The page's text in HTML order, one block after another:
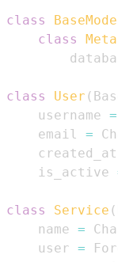
class
class
Meta
class User (
    username
=
    email
=
    created_at
    is_active
class Service (
    name
=
    user
=